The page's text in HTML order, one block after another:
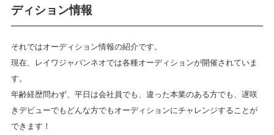
ディション情報
それではオーディション情報の紹介です。
現在、レイワジャパンネオでは各種オーディションが開催されていま
す。
年齢経歴問わず、平日は会社員でも、違った本業のある方でも、遅咲
きデビューでもどんな方でもオーディションにチャレンジすることが
できます！